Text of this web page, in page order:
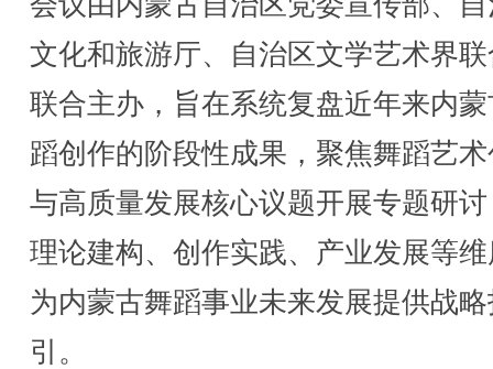
文化和旅游厅、自治区文学艺术界
联合主办，旨在系统复盘近年来内
蹈创作的阶段性成果，聚焦舞蹈艺
与高质量发展核心议题开展专题研
理论建构、创作实践、产业发展等
为内蒙古舞蹈事业未来发展提供战
引。